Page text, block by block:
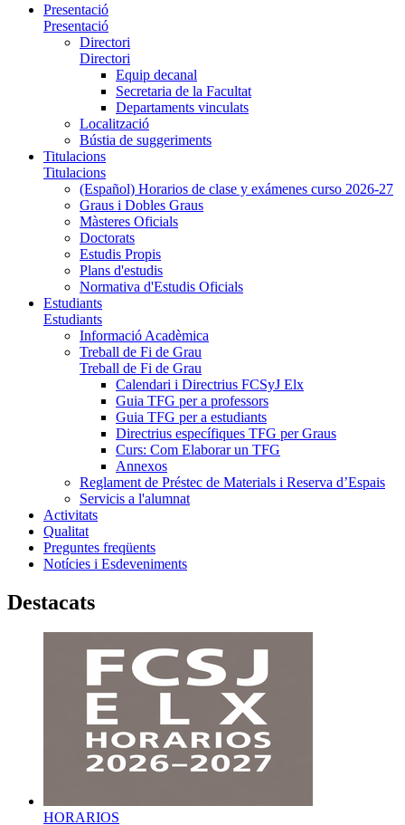
Presentació
Presentació
Directori
Directori
Equip decanal
Secretaria de la Facultat
Departaments vinculats
Localització
Bústia de suggeriments
Titulacions
Titulacions
(Español) Horarios de clase y exámenes curso 2026-27
Graus i Dobles Graus
Màsteres Oficials
Doctorats
Estudis Propis
Plans d'estudis
Normativa d'Estudis Oficials
Estudiants
Estudiants
Informació Acadèmica
Treball de Fi de Grau
Treball de Fi de Grau
Calendari i Directrius FCSyJ Elx
Guia TFG per a professors
Guia TFG per a estudiants
Directrius específiques TFG per Graus
Curs: Com Elaborar un TFG
Annexos
Reglament de Préstec de Materials i Reserva d’Espais
Servicis a l'alumnat
Activitats
Qualitat
Preguntes freqüents
Notícies i Esdeveniments
Destacats
HORARIOS